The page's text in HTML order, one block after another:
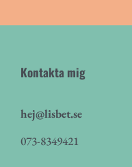
Kontakta mig
hej@lisbet.se
073-8349421